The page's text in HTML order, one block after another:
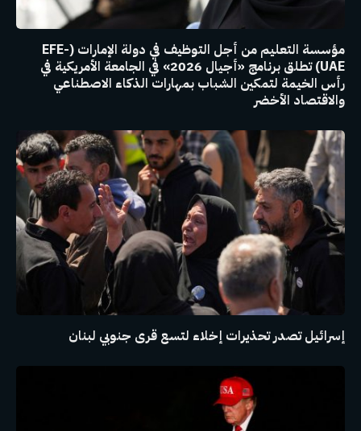
مؤسسة التعليم من أجل التوظيف في دولة الإمارات (EFE-
UAE) تطلق برنامج «أجيال 2026» في الجامعة الأمريكية في
رأس الخيمة لتمكين الشباب بمهارات الذكاء الاصطناعي
والاقتصاد الأخضر
إسرائيل تصدر تحذيرات إخلاء لتسع قرى جنوبي لبنان